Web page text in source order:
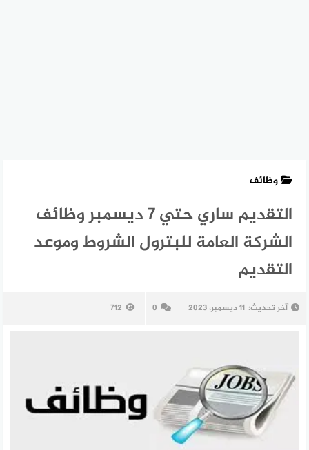
وظائف
التقديم ساري حتي 7 ديسمبر وظائف
الشركة العامة للبترول الشروط وموعد
التقديم
آخر تحديث: 11 ديسمبر، 2023 0
712